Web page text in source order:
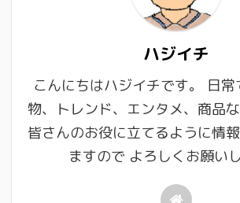
ハジイチ
こんにちはハジイチです。 日
物、トレンド、エンタメ、商品
皆さんのお役に立てるように情
ますので よろしくお願いし